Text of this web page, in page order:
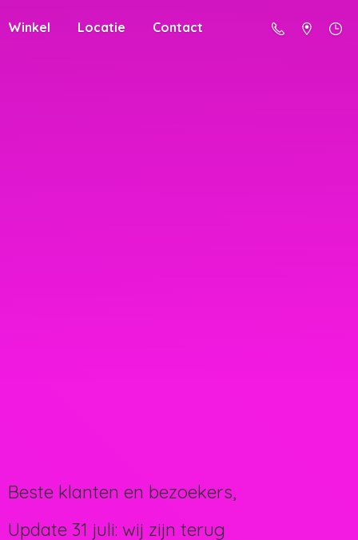
Winkel Locatie Contact
Beste klanten en bezoekers,
Update 31 juli: wij zijn terug